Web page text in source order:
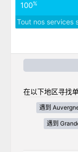
100%
Tout nos services
在以下地区寻找
遇到
遇到